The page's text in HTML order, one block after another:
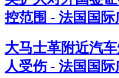
控范围 - 法国国际
大马士革附近汽
人受伤 - 法国国